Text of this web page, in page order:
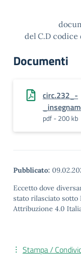
del C.D codice
Documenti
circ.232_-
pdf - 200 kb
Pubblicato:
Eccetto dove
stato rilasciato sotto
Attribuzione 4.0
Stampa /